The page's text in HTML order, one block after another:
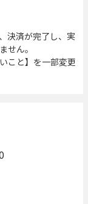
決済が完了し、実
せん。
こと】を一部変更